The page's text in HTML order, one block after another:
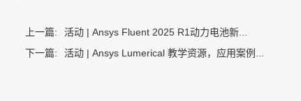
上一篇:
活动 | Ansys Fluent 2025 R1动力电池新...
下一篇:
活动 | Ansys Lumerical 教学资源，应用案例...